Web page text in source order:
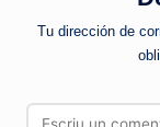
Tu dirección de